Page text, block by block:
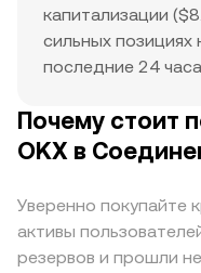
капитализации
сильных позициях
последние 24
продавцов.
служит
цены и
высокого уровня
значительного
высокого
Почему стоит
OKX в
Уверенно покупайте
активы
резервов и прошли